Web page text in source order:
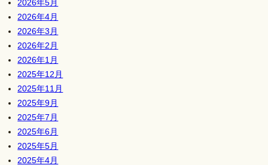
2026年5月
2026年4月
2026年3月
2026年2月
2026年1月
2025年12月
2025年11月
2025年9月
2025年7月
2025年6月
2025年5月
2025年4月